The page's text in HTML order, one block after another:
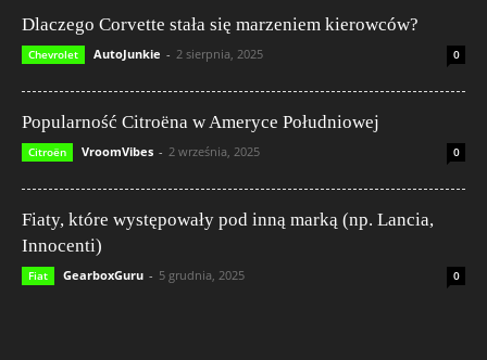
Dlaczego Corvette stała się marzeniem kierowców?
Chevrolet AutoJunkie - 2 sierpnia, 2025 0
Popularność Citroëna w Ameryce Południowej
Citroën VroomVibes - 2 września, 2025 0
Fiaty, które występowały pod inną marką (np. Lancia,
Innocenti)
Fiat GearboxGuru - 5 grudnia, 2025 0